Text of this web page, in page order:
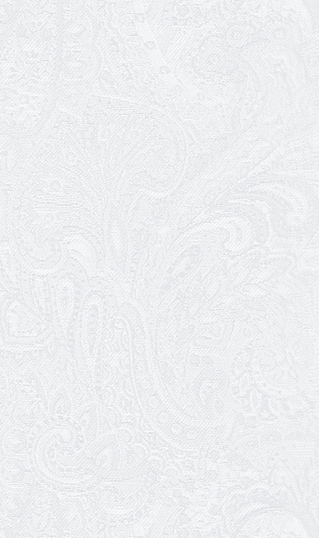
«Божевільна родина»
01.04.2026
Трудовий ювілей Олени Корольової
27.03.2026
З Всесвітнім днем театру!
26.03.2026
Божевільна родина — 24 та 26 квітня
25.03.2026
Нам — 79!
17.03.2026
Зелене світло твого дозвілля
11.03.2026
Результати конкурсу
10.03.2026
Ювілей Тетяни Хамітової
03.03.2026
Ювілей Сергія Богаченка
02.03.2026
Результати конкурсу
27.02.2026
Ювілей Олександра Жигуліна
19.02.2026
Про гастрольний захід SQUIRT. The
Las Vegas Show